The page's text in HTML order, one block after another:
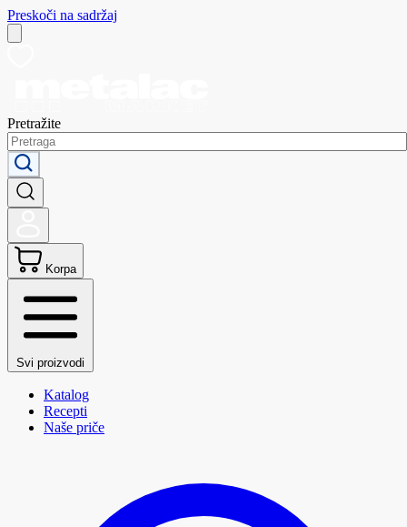
Preskoči na sadržaj
Pretražite
Korpa
Svi proizvodi
Katalog
Recepti
Naše priče